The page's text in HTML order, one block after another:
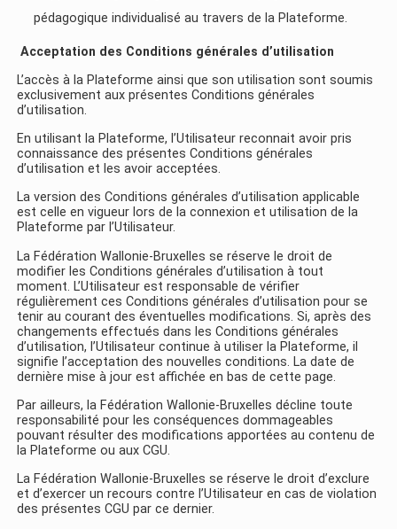
pédagogique individualisé au travers de la Plateforme.
Acceptation des Conditions générales d’utilisation
L’accès à la Plateforme ainsi que son utilisation sont soumis
exclusivement aux présentes Conditions générales
d’utilisation.
En utilisant la Plateforme, l’Utilisateur reconnait avoir pris
connaissance des présentes Conditions générales
d’utilisation et les avoir acceptées.
La version des Conditions générales d’utilisation applicable
est celle en vigueur lors de la connexion et utilisation de la
Plateforme par l’Utilisateur.
La Fédération Wallonie-Bruxelles se réserve le droit de
modifier les Conditions générales d’utilisation à tout
moment. L’Utilisateur est responsable de vérifier
régulièrement ces Conditions générales d’utilisation pour se
tenir au courant des éventuelles modifications. Si, après des
changements effectués dans les Conditions générales
d’utilisation, l’Utilisateur continue à utiliser la Plateforme, il
signifie l’acceptation des nouvelles conditions. La date de
dernière mise à jour est affichée en bas de cette page.
Par ailleurs, la Fédération Wallonie-Bruxelles décline toute
responsabilité pour les conséquences dommageables
pouvant résulter des modifications apportées au contenu de
la Plateforme ou aux CGU.
La Fédération Wallonie-Bruxelles se réserve le droit d’exclure
et d’exercer un recours contre l’Utilisateur en cas de violation
des présentes CGU par ce dernier.